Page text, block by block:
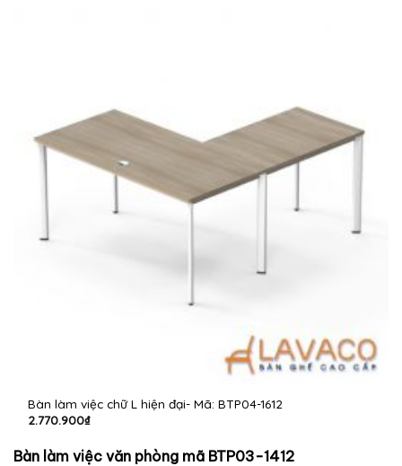
Bàn làm việc chữ L hiện đại- Mã: BTP04-1612
2.770.900₫
Bàn làm việc văn phòng mã BTP03-1412